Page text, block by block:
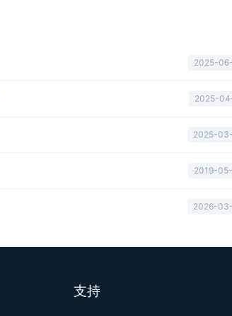
2025-
2025-
2025-
2019-
2026-
支持